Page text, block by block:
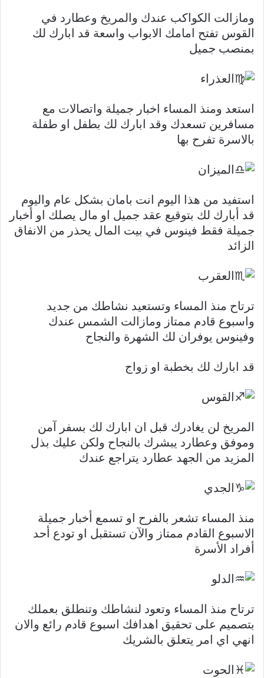
ومازالت الكواكب عندك والمريخ وعطارد في
القوس تفتح امامك الابواب واسعة قد ابارك لك
بمنصب جميل
العذراء
استعد ومنذ المساء اخبار جميلة واتصالات مع
مسافرين تسعدك وقد ابارك لك بطفل او طفلة
بالاسرة تفرح بها
الميزان
استفيد من هذا اليوم انت بامان بشكل عام واليوم
قد أبارك لك بتوقيع عقد جميل او مال يصلك او أخبار
جميلة فقط فينوس في بيت المال يحذر من الانفاق
الزائد
العقرب
ترتاح منذ المساء وتستعيد نشاطك من جديد
واسبوع قادم ممتاز ومازالت الشمس عندك
وفينوس يوفران لك الشهرة والنجاح
قد ابارك لك بخطبة او زواج
القوس
المريخ لن يغادرك قبل ان ابارك لك بسفر آمن
وموفق وعطارد يبشرك بالنجاح ولكن عليك بذل
المزيد من الجهد عطارد يتراجع عندك
الجدي
منذ المساء تشعر بالفرح او تسمع أخبار جميلة
الاسبوع القادم ممتاز والآن تستقبل او تودع أحد
أفراد الأسرة
الدلو
ترتاح منذ المساء وتعود لنشاطك وتنطلق بعملك
بتصميم على تحقيق اهدافك اسبوع قادم رائع والان
انهي اي امر يتعلق بالشريك
الحوت